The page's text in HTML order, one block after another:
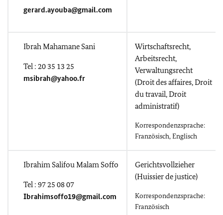
gerard.ayouba@gmail.com
Ibrah Mahamane Sani
Tel : 20 35 13 25
msibrah@yahoo.fr
Wirtschaftsrecht,
Arbeitsrecht,
Verwaltungsrecht
(Droit des affaires, Droit
du travail, Droit
administratif)
Korrespondenzsprache:
Französisch, Englisch
Ibrahim Salifou Malam Soffo
Tel : 97 25 08 07
Ibrahimsoffo19@gmail.com
Gerichtsvollzieher
(Huissier de justice)
Korrespondenzsprache:
Französisch